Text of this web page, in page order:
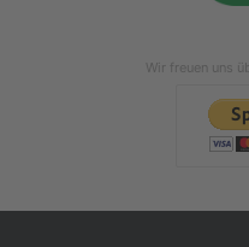
Wir freuen uns